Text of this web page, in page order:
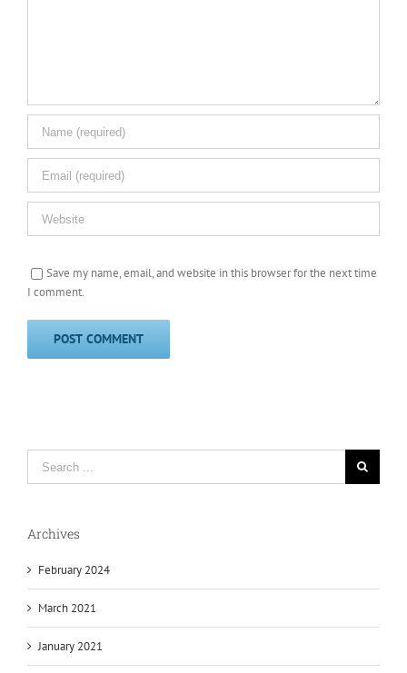
Save my name, email, and website in this browser for the next time
I comment.
Archives
February 2024
March 2021
January 2021